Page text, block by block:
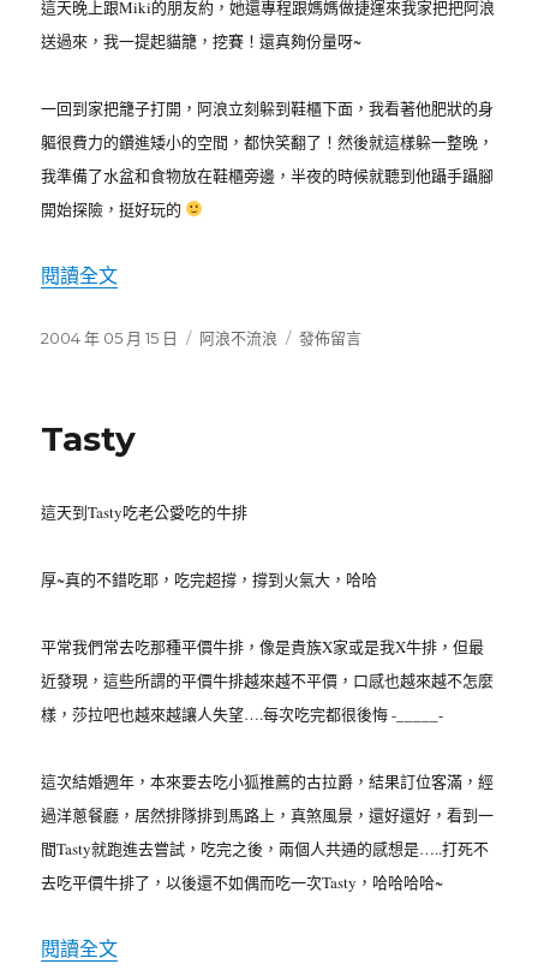
這天晚上跟Miki的朋友約，她還專程跟媽媽做捷運來我家把把阿浪
送過來，我一提起貓籠，挖賽！還真夠份量呀~
一回到家把籠子打開，阿浪立刻躲到鞋櫃下面，我看著他肥狀的身
軀很費力的鑽進矮小的空間，都快笑翻了！然後就這樣躲一整晚，
我準備了水盆和食物放在鞋櫃旁邊，半夜的時候就聽到他躡手躡腳
開始探險，挺好玩的
閱讀全文
發
2004 年 05 月 15 日
分
阿浪不流浪
在
發佈留言
Tasty
這天到Tasty吃老公愛吃的牛排
厚~真的不錯吃耶，吃完超撐，撐到火氣大，哈哈
平常我們常去吃那種平價牛排，像是貴族X家或是我X牛排，但最
近發現，這些所謂的平價牛排越來越不平價，口感也越來越不怎麼
樣，莎拉吧也越來越讓人失望….每次吃完都很後悔 -_____-
這次結婚週年，本來要去吃小狐推薦的古拉爵，結果訂位客滿，經
過洋蔥餐廳，居然排隊排到馬路上，真煞風景，還好還好，看到一
間Tasty就跑進去嘗試，吃完之後，兩個人共通的感想是…..打死不
去吃平價牛排了，以後還不如偶而吃一次Tasty，哈哈哈哈~
閱讀全文